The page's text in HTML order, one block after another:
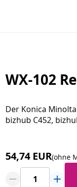
WX-102
Der Konica
bizhub C452,
54,74 EUR(ohne